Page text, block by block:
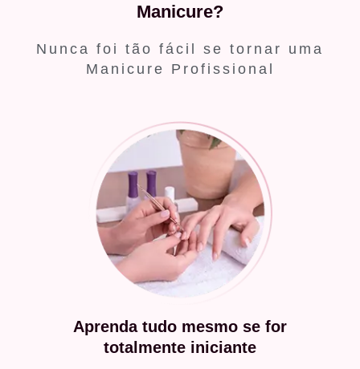
Manicure?
Nunca foi tão fácil se tornar uma
Manicure Profissional
Aprenda tudo mesmo se for
totalmente iniciante